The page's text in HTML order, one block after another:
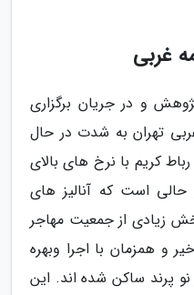
غربی
و در جریان برگزاری
غربی تهران به شدت در حال
کریم با نرخ های بالای
حالی است که آنالیز های
زیادی از جمعیت مهاجر
و همزمان با اجرا وبهره
پرند ساکن شده اند. این